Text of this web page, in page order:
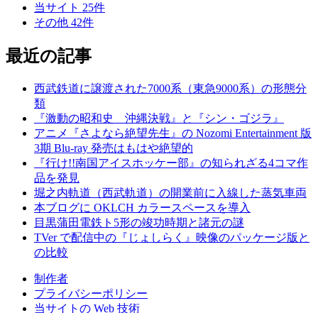
当サイト 25件
その他 42件
最近の記事
西武鉄道に譲渡された7000系（東急9000系）の形態分
類
『激動の昭和史 沖縄決戦』と『シン・ゴジラ』
アニメ『さよなら絶望先生』の Nozomi Entertainment 版
3期 Blu-ray 発売はもはや絶望的
『行け!!南国アイスホッケー部』の知られざる4コマ作
品を発見
堀之内軌道（西武軌道）の開業前に入線した蒸気車両
本ブログに OKLCH カラースペースを導入
目黒蒲田電鉄ト5形の竣功時期と諸元の謎
TVer で配信中の『じょしらく』映像のパッケージ版と
の比較
制作者
プライバシーポリシー
当サイトの Web 技術